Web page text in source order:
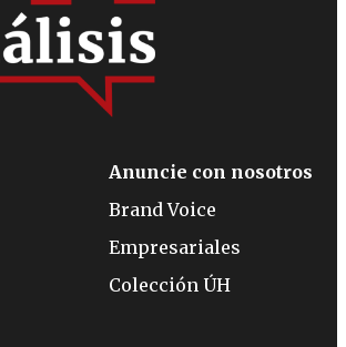
Anuncie con nosotros
Brand Voice
Empresariales
Colección ÚH